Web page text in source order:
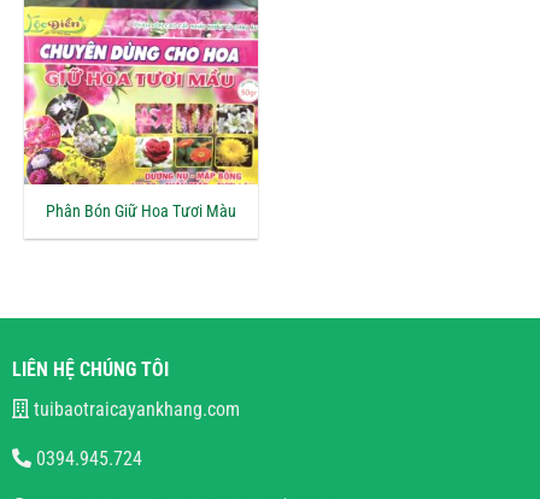
Phân Bón Giữ Hoa Tươi Màu
LIÊN HỆ CHÚNG TÔI
tuibaotraicayankhang.com
0394.945.724